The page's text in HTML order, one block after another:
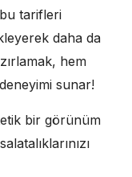
tarifleri
daha da
hem
sunar!
bir görünüm